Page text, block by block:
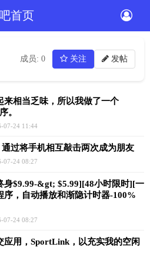
吧首页
成员: 0 关注 发帖
来相当乏味，所以我做了一个
。
07-24 11:44
过将手机相互敲击两次成为朋友
07-24 08:27
身$9.99-&gt; $5.99][48小时限时][一
序，自动播放和渐隐计时器-100%
07-24 08:27
应用，SportLink，以充实我的空闲